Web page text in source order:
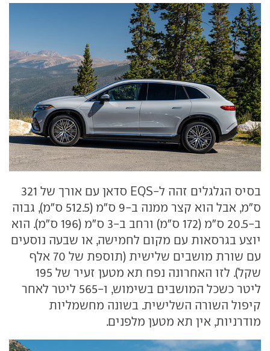
בסיס הגלגלים זהה ל-EQS
סדאן עם אורך של 321
ס"מ
, אבל הוא קצר ממנה ב-9 ס"מ (512.5 ס"מ), גבוה
ב-20.5 ס"מ (172 ס"מ) ורחב ב-3 ס"מ (196 ס"מ). הוא
יוצע בגרסאות עם מקום לחמישה, או שבעה נוסעים
עם שורת מושבים שלישית (תוספת של 70 אלף
שקל). לזו האחרונה נפח תא מטען זעיר של 195
ליטר כשכל המושבים בשימוש, ו-565 ליטר לאחר
קיפול השורה השלישית. בשונה מחשמליות
מודרניות, אין תא מטען מלפנים.